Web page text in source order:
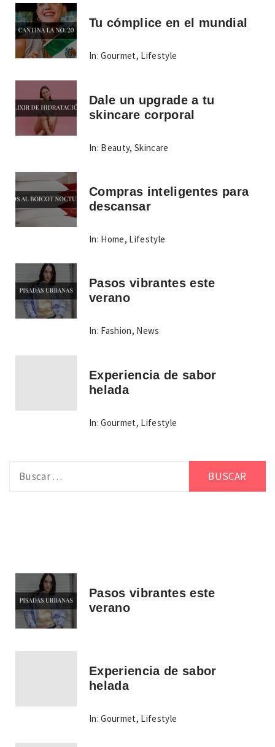
Tu cómplice en el mundial
In: Gourmet, Lifestyle
Dale un upgrade a tu
skincare corporal
In: Beauty,Skincare
Compras inteligentes para
descansar
In: Home, Lifestyle
Pasos vibrantes este
verano
In: Fashion, News
Experiencia de sabor
helada
In: Gourmet, Lifestyle
Pasos vibrantes este
verano
Experiencia de sabor
helada
In: Gourmet, Lifestyle